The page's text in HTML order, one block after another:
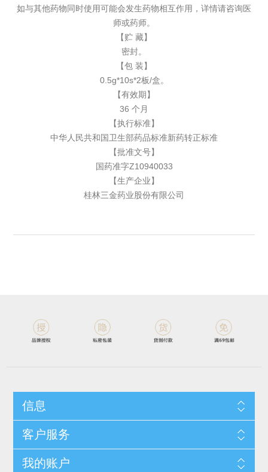
如与其他药物同时使用可能会发生药物相互作用，详情请咨询医
师或药师。
【贮 藏】
密封。
【包 装】
0.5g*10s*2板/盒。
【有效期】
36 个月
【执行标准】
中华人民共和国卫生部药品标准新药转正标准
【批准文号】
国药准字Z10940033
【生产企业】
桂林三金药业股份有限公司
信息
客户服务
我的账户